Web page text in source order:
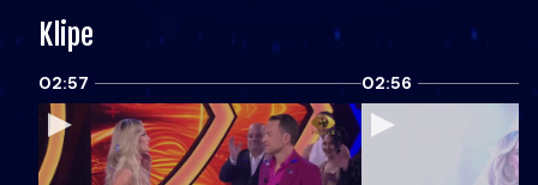
Klipe
02:57 02:56